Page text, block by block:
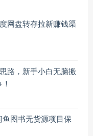
网盘转存拉新赚钱渠
路，新手小白无脑搬
图书无货源项目保